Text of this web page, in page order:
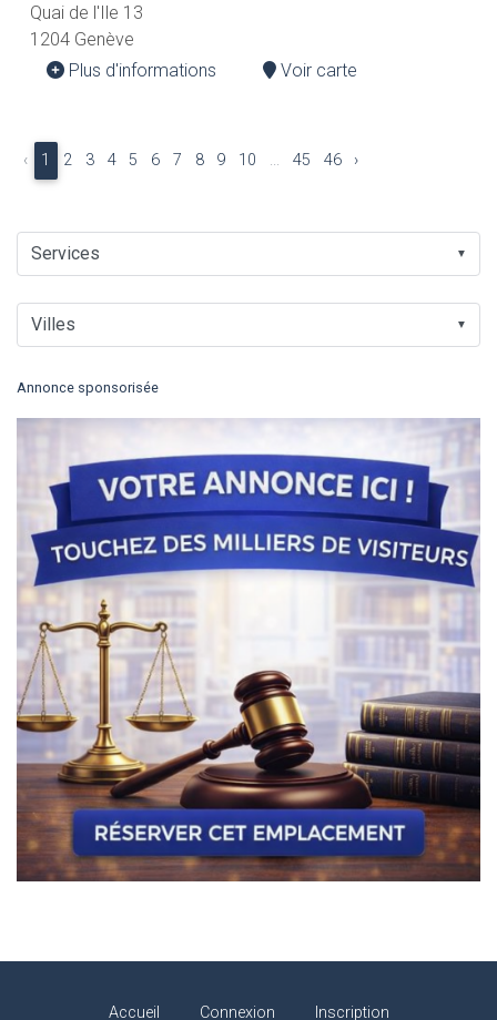
Quai de l'Ile 13
1204 Genève
Plus d'informations
Voir carte
‹ 1 2 3 4 5 6 7 8 9 10 ... 45 46 ›
▼
▼
Annonce sponsorisée
Accueil Connexion Inscription